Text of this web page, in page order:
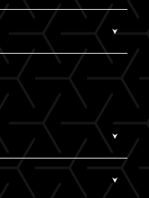
推奨速度
20Mbps以上
9Mbps以上
3Mbps以上
をお持ちの方に限りご
も視聴チケットのご
期間や販売価格など
同じ配信視聴ページ
ージ、「マイページ
ます。
しております。
す。
用いただけない場合が